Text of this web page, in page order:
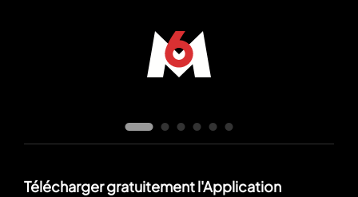
Télécharger gratuitement l'Application